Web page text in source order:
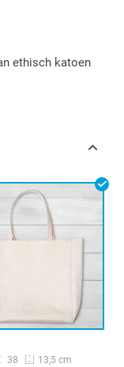
ethisch katoen
38 13,5 cm